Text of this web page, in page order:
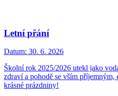
Letní přání
Datum: 30. 6. 2026
Školní rok 2025/2026 utekl jako
zdraví a pohodě se vším příjemným,
krásné prázdniny!